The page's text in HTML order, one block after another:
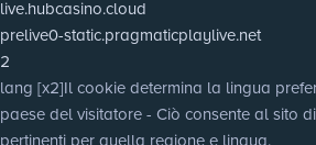
live.hubcasino.cloud
prelive0-static.pragmaticplaylive.net
2
lang [x2]Il cookie determina la lingua
paese del visitatore - Ciò consente al sito